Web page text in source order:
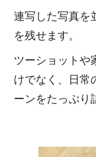
連写した写真を
を残せます。
ツーショットや
けでなく、日常
ーンをたっぷり